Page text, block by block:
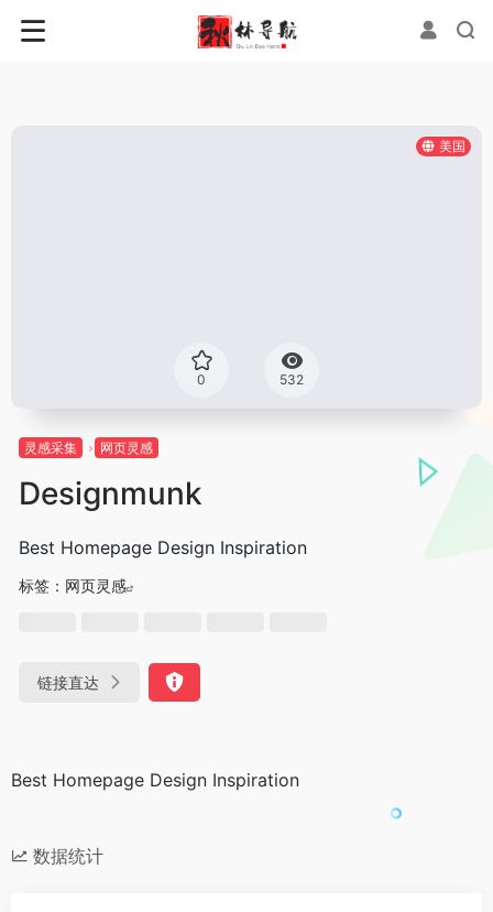
美国
0 532
灵感采集 网页灵感
Designmunk
Best Homepage Design Inspiration
标签： 网页灵感
链接直达
Best Homepage Design Inspiration
数据统计